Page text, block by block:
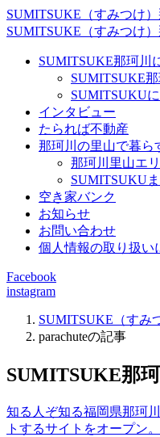
SUMITSUKE（すみつけ）
SUMITSUKE（すみつけ）
SUMITSUKE那珂川
SUMITSUKE
SUMITSUKU
インタビュー
たられば不動産
那珂川の里山で暮ら
那珂川里山エ
SUMITSUKU
空き家バンク
お知らせ
お問い合わせ
個人情報の取り扱い
Facebook
instagram
SUMITSUKE（すみ
parachuteの記事
SUMITSUKE那
知る人ぞ知る福岡県那珂
トするサイトをオープン